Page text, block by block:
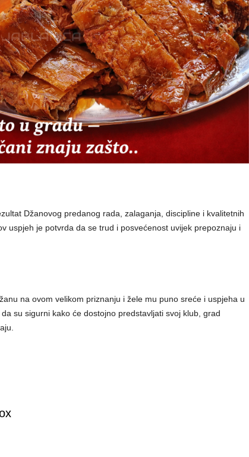
Džanovog predanog rada, zalaganja, discipline i kvalitetnih
uspjeh je potvrda da se trud i posvećenost uvijek prepoznaju i
na ovom velikom priznanju i žele mu puno sreće i uspjeha u
su sigurni kako će dostojno predstavljati svoj klub, grad